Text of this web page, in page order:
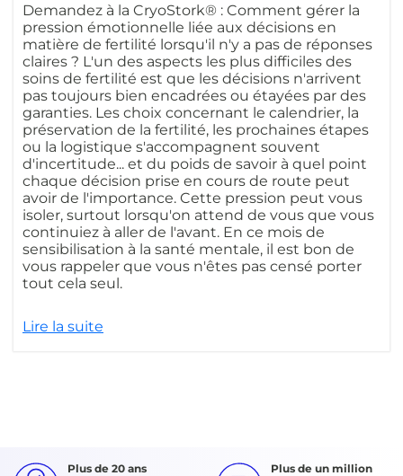
Demandez à la CryoStork® : Comment gérer la
pression émotionnelle liée aux décisions en
matière de fertilité lorsqu'il n'y a pas de réponses
claires ? L'un des aspects les plus difficiles des
soins de fertilité est que les décisions n'arrivent
pas toujours bien encadrées ou étayées par des
garanties. Les choix concernant le calendrier, la
préservation de la fertilité, les prochaines étapes
ou la logistique s'accompagnent souvent
d'incertitude... et du poids de savoir à quel point
chaque décision prise en cours de route peut
avoir de l'importance. Cette pression peut vous
isoler, surtout lorsqu'on attend de vous que vous
continuiez à aller de l'avant. En ce mois de
sensibilisation à la santé mentale, il est bon de
vous rappeler que vous n'êtes pas censé porter
tout cela seul.
Lire la suite
Plus de 20 ans
Plus de un million